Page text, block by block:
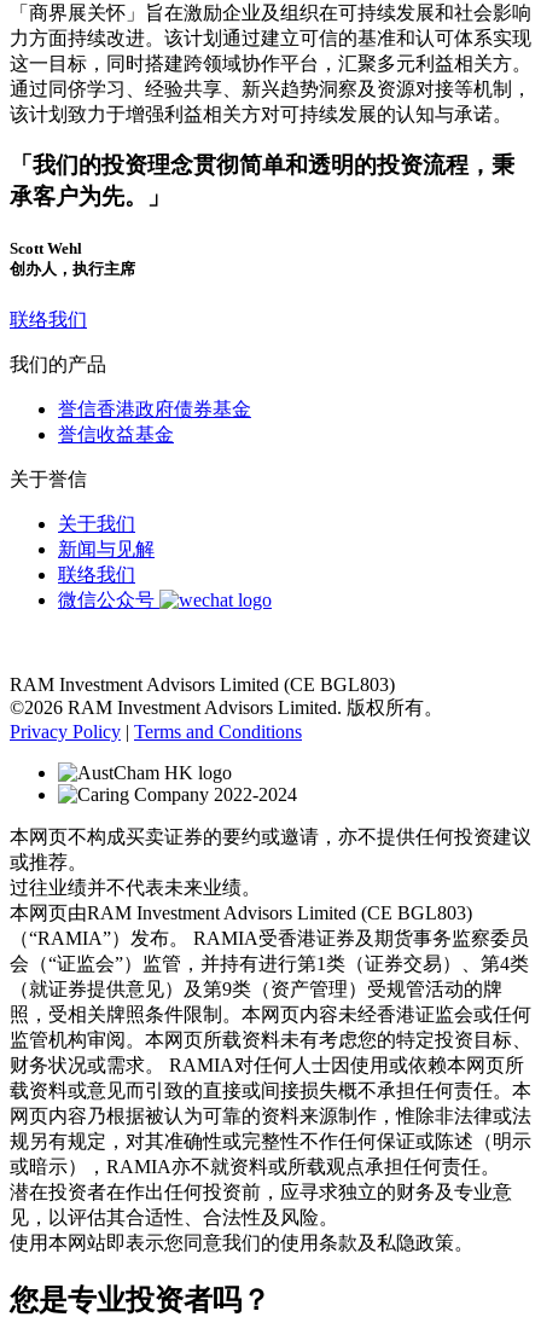
「商界展关怀」旨在激励企业及组织在可持续发展和社会影响
力方面持续改进。该计划通过建立可信的基准和认可体系实现
这一目标，同时搭建跨领域协作平台，汇聚多元利益相关方。
通过同侪学习、经验共享、新兴趋势洞察及资源对接等机制，
该计划致力于增强利益相关方对可持续发展的认知与承诺。
「我们的投资理念贯彻简单和透明的投资流程，秉
承客户为先。」
Scott Wehl
创办人，执行主席
联络我们
我们的产品
誉信香港政府债券基金
誉信收益基金
关于誉信
关于我们
新闻与见解
联络我们
微信公众号
RAM Investment Advisors Limited (CE BGL803)
©2026 RAM Investment Advisors Limited. 版权所有。
Privacy Policy | Terms and Conditions
本网页不构成买卖证券的要约或邀请，亦不提供任何投资建议
或推荐。
过往业绩并不代表未来业绩。
本网页由RAM Investment Advisors Limited (CE BGL803)
（“RAMIA”）发布。 RAMIA受香港证券及期货事务监察委员
会（“证监会”）监管，并持有进行第1类（证券交易）、第4类
（就证券提供意见）及第9类（资产管理）受规管活动的牌
照，受相关牌照条件限制。本网页内容未经香港证监会或任何
监管机构审阅。本网页所载资料未有考虑您的特定投资目标、
财务状况或需求。 RAMIA对任何人士因使用或依赖本网页所
载资料或意见而引致的直接或间接损失概不承担任何责任。本
网页内容乃根据被认为可靠的资料来源制作，惟除非法律或法
规另有规定，对其准确性或完整性不作任何保证或陈述（明示
或暗示），RAMIA亦不就资料或所载观点承担任何责任。
潜在投资者在作出任何投资前，应寻求独立的财务及专业意
见，以评估其合适性、合法性及风险。
使用本网站即表示您同意我们的使用条款及私隐政策。
您是专业投资者吗？